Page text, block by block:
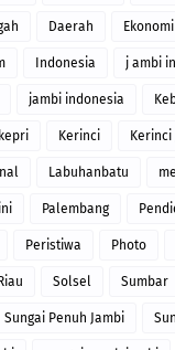
Daerah Ekonomi
Indonesia j ambi
jambi indonesia
kepri Kerinci Kerinci
Labuhanbatu
Palembang
Peristiwa Photo
Riau Solsel Sumbar
Sungai Penuh Jambi